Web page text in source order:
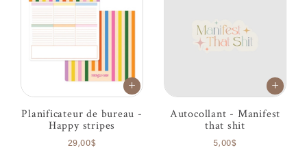
Planificateur de bureau -
Happy stripes
29,00$
Autocollant - Manifest
that shit
5,00$